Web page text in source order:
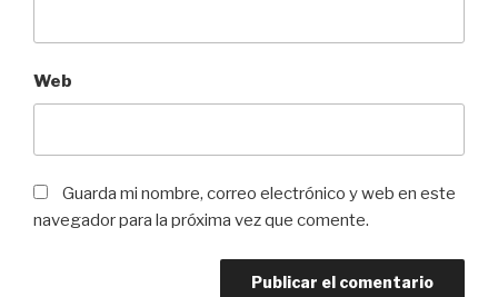
Web
Guarda mi nombre, correo electrónico y web en este
navegador para la próxima vez que comente.